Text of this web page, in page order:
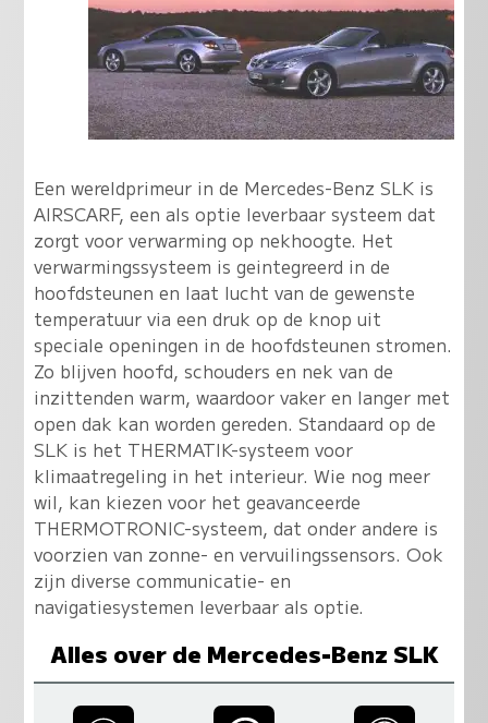
Een wereldprimeur in de Mercedes-Benz SLK is
AIRSCARF, een als optie leverbaar systeem dat
zorgt voor verwarming op nekhoogte. Het
verwarmingssysteem is geintegreerd in de
hoofdsteunen en laat lucht van de gewenste
temperatuur via een druk op de knop uit
speciale openingen in de hoofdsteunen stromen.
Zo blijven hoofd, schouders en nek van de
inzittenden warm, waardoor vaker en langer met
open dak kan worden gereden. Standaard op de
SLK is het THERMATIK-systeem voor
klimaatregeling in het interieur. Wie nog meer
wil, kan kiezen voor het geavanceerde
THERMOTRONIC-systeem, dat onder andere is
voorzien van zonne- en vervuilingssensors. Ook
zijn diverse communicatie- en
navigatiesystemen leverbaar als optie.
Alles over de Mercedes-Benz SLK